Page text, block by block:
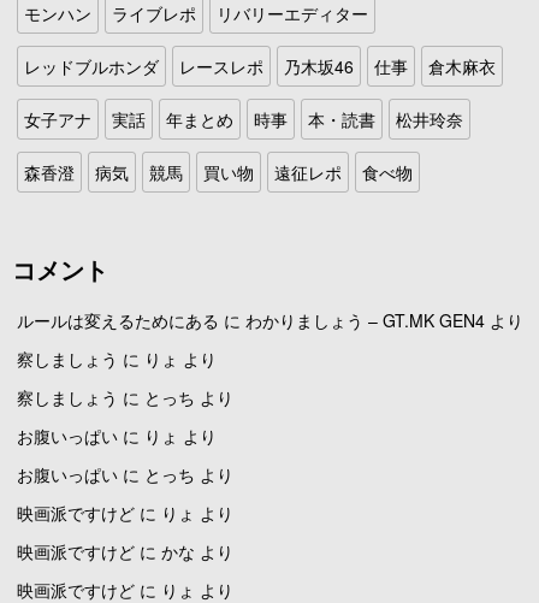
モンハン ライブレポ リバリーエディター
レッドブルホンダ レースレポ 乃木坂46 仕事 倉木麻衣
女子アナ 実話 年まとめ 時事 本・読書 松井玲奈
森香澄 病気 競馬 買い物 遠征レポ 食べ物
コメント
ルールは変えるためにある に わかりましょう – GT.MK GEN4 より
察しましょう に りょ より
察しましょう に とっち より
お腹いっぱい に りょ より
お腹いっぱい に とっち より
映画派ですけど に りょ より
映画派ですけど に かな より
映画派ですけど に りょ より